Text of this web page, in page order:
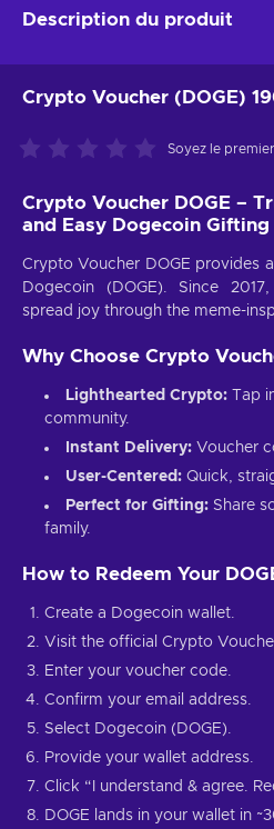
Description du produit
Crypto Voucher (DOGE)
Soyez le
Crypto Voucher DOGE –
and Easy Dogecoin Gifting
Crypto Voucher DOGE provides
Dogecoin (DOGE). Since
spread joy through the meme-
Why Choose Crypto
Lighthearted Crypto: Tap
community.
Instant Delivery: Voucher
User-Centered: Quick,
Perfect for Gifting: Share
family.
How to Redeem Your
Create a Dogecoin wallet.
Visit the official Crypto
Enter your voucher code.
Confirm your email address.
Select Dogecoin (DOGE).
Provide your wallet address.
Click “I understand & agree.
DOGE lands in your wallet in